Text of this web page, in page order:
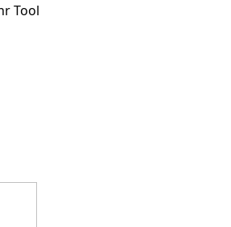
Tool